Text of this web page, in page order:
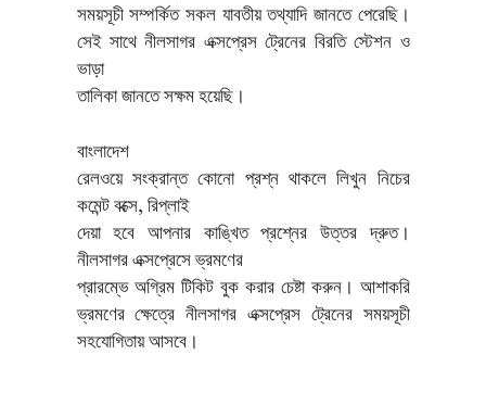
সময়সূচী সম্পর্কিত সকল যাবতীয় তথ্যাদি জানতে পেরেছি।
সেই সাথে নীলসাগর এক্সপ্রেস ট্রেনের বিরতি স্টেশন ও
ভাড়া
তালিকা জানতে সক্ষম হয়েছি।
বাংলাদেশ
রেলওয়ে সংক্রান্ত কোনো প্রশ্ন থাকলে লিখুন নিচের
কমেন্ট বক্সে, রিপ্লাই
দেয়া হবে আপনার কাঙ্খিত প্রশ্নের উত্তর দ্রুত।
নীলসাগর এক্সপ্রেসে ভ্রমণের
প্রারম্ভে অগ্রিম টিকিট বুক করার চেষ্টা করুন। আশাকরি
ভ্রমণের ক্ষেত্রে নীলসাগর এক্সপ্রেস ট্রেনের সময়সূচী
সহযোগিতায় আসবে।